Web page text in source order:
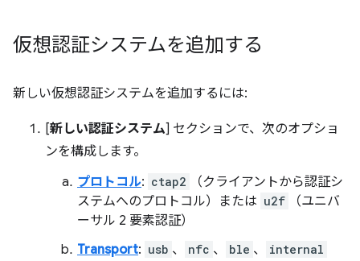
仮想認証システムを追加する
新しい仮想認証システムを追加するには:
[新しい認証システム] セクションで、次のオプショ
ンを構成します。
プロトコル: ctap2
（クライアントから認証シ
ステムへのプロトコル）または u2f
（ユニバ
ーサル 2 要素認証）
Transport: usb 、 nfc 、 ble 、 internal